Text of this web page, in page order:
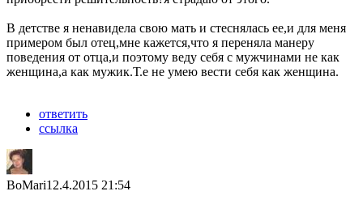
В детстве я ненавидела свою мать и стеснялась ее,и для меня
примером был отец,мне кажется,что я переняла манеру
поведения от отца,и поэтому веду себя с мужчинами не как
женщина,а как мужик.Т.е не умею вести себя как женщина.
ответить
ссылка
BoMari12.4.2015 21:54